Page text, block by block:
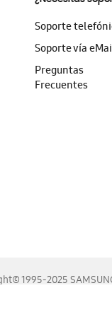
Soporte
Soporte vía
Preguntas
Frecuentes
1995-2025